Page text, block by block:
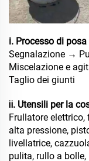
i. Processo di posa
Segnalazione →
Miscelazione e
Taglio dei giunti
ⅱ. Utensili per la
Frullatore
alta pressione,
livellatrice,
pulita, rullo a